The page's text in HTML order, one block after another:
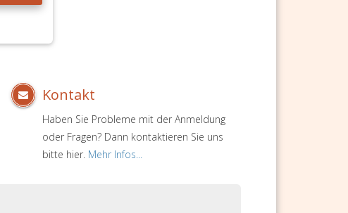
Kontakt
Haben Sie Probleme mit der Anmeldung
oder Fragen? Dann kontaktieren Sie uns
bitte hier. Mehr Infos...